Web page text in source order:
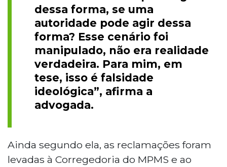
dessa forma, se uma
autoridade pode agir dessa
forma? Esse cenário foi
manipulado, não era realidade
verdadeira. Para mim, em
tese, isso é falsidade
ideológica”, afirma a
advogada.
Ainda segundo ela, as reclamações foram
levadas à Corregedoria do MPMS e ao